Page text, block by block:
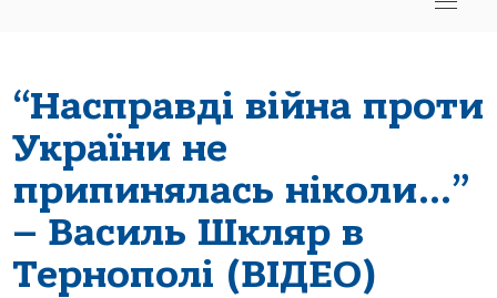
“Насправді війна проти
України не
припинялась ніколи…”
– Василь Шкляр в
Тернополі (ВІДЕО)